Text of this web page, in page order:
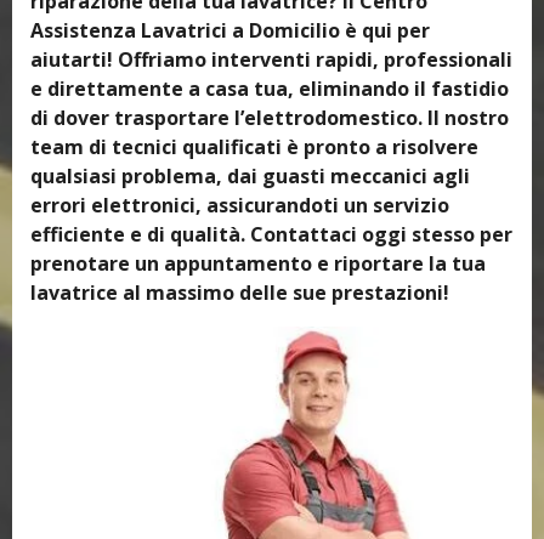
Assistenza Lavatrici a Domicilio è qui per
aiutarti! Offriamo interventi rapidi, professionali
e direttamente a casa tua, eliminando il fastidio
di dover trasportare l’elettrodomestico. Il nostro
team di tecnici qualificati è pronto a risolvere
qualsiasi problema, dai guasti meccanici agli
errori elettronici, assicurandoti un servizio
efficiente e di qualità. Contattaci oggi stesso per
prenotare un appuntamento e riportare la tua
lavatrice al massimo delle sue prestazioni!